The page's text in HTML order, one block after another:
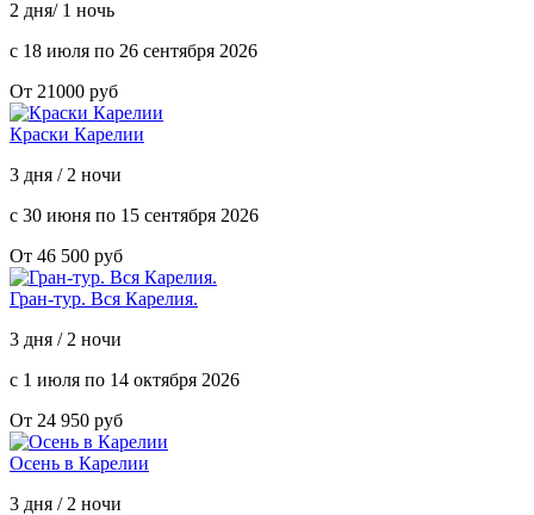
2 дня/ 1 ночь
с 18 июля по 26 сентября 2026
От 21000 руб
Краски Карелии
3 дня / 2 ночи
с 30 июня по 15 сентября 2026
От 46 500 руб
Гран-тур. Вся Карелия.
3 дня / 2 ночи
с 1 июля по 14 октября 2026
От 24 950 руб
Осень в Карелии
3 дня / 2 ночи